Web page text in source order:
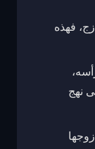
فهذه
نهج